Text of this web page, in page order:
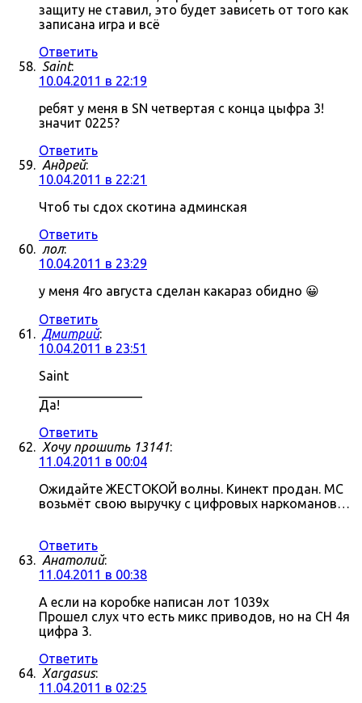
защиту не ставил, это будет зависеть от того как
записана игра и всё
Ответить
Saint:
10.04.2011 в 22:19
ребят у меня в SN четвертая с конца цыфра 3!
значит 0225?
Ответить
Андрей:
10.04.2011 в 22:21
Чтоб ты сдох скотина админская
Ответить
лол:
10.04.2011 в 23:29
у меня 4го августа сделан какараз обидно 😀
Ответить
Дмитрий:
10.04.2011 в 23:51
Saint
Да!
Ответить
Хочу прошить 13141:
11.04.2011 в 00:04
Ожидайте ЖЕСТОКОЙ волны. Кинект продан. МС
возьмёт свою выручку с цифровых наркоманов…
Ответить
Анатолий:
11.04.2011 в 00:38
А если на коробке написан лот 1039x
Прошел слух что есть микс приводов, но на СН 4я
цифра 3.
Ответить
Xargasus:
11.04.2011 в 02:25